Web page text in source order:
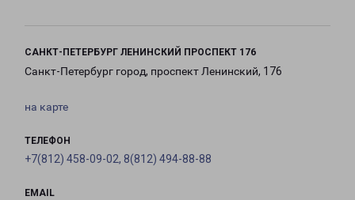
САНКТ-ПЕТЕРБУРГ ЛЕНИНСКИЙ ПРОСПЕКТ 176
Санкт-Петербург город, проспект Ленинский, 176
на карте
ТЕЛЕФОН
+7(812) 458-09-02, 8(812) 494-88-88
EMAIL